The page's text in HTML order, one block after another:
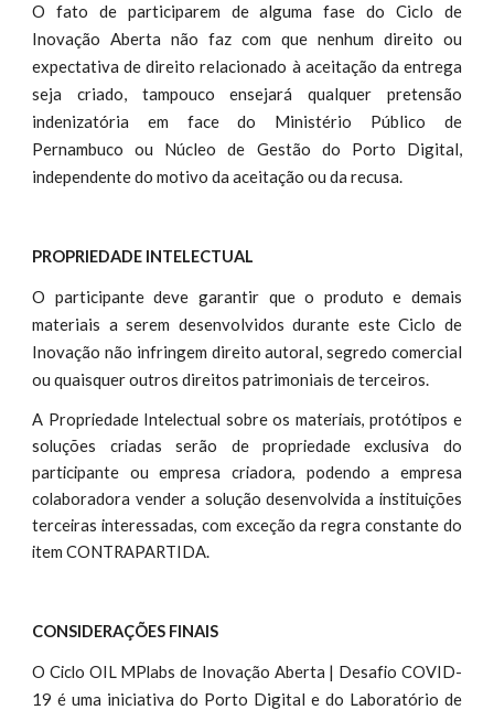
O fato de participarem de alguma fase do Ciclo de
Inovação Aberta não faz com que nenhum direito ou
expectativa de direito relacionado à aceitação da entrega
seja criado, tampouco ensejará qualquer pretensão
indenizatória em face do Ministério Público de
Pernambuco ou Núcleo de Gestão do Porto Digital,
independente do motivo da aceitação ou da recusa.
PROPRIEDADE INTELECTUAL
O participante deve garantir que o produto e demais
materiais a serem desenvolvidos durante este Ciclo de
Inovação não infringem direito autoral, segredo comercial
ou quaisquer outros direitos patrimoniais de terceiros.
A Propriedade Intelectual sobre os materiais, protótipos e
soluções criadas serão de propriedade exclusiva do
participante ou empresa criadora, podendo a empresa
colaboradora vender a solução desenvolvida a instituições
terceiras interessadas, com exceção da regra constante do
item CONTRAPARTIDA.
CONSIDERAÇÕES FINAIS
OCiclo OIL MPlabs de Inovação Aberta | Desafio COVID-
19é uma iniciativa do Porto Digital e do Laboratório de